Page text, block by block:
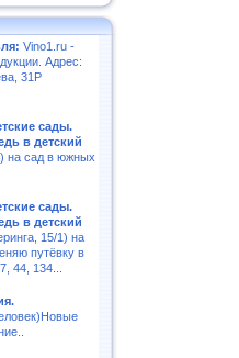
Vino1.ru -
Адрес:
31Р
сады.
в детский
на сад в южных
сады.
в детский
15/1) на
путёвку в
44, 134...